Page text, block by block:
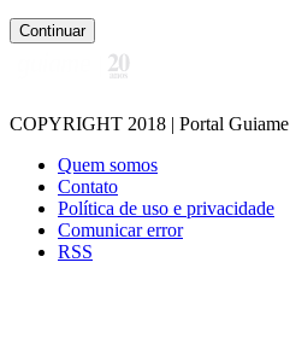
Continuar
COPYRIGHT 2018 | Portal Guiame
Quem somos
Contato
Política de uso e privacidade
Comunicar error
RSS